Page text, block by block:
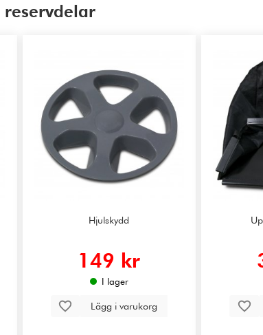
Hjulskydd
149 kr
I lager
Lägg i varukorg